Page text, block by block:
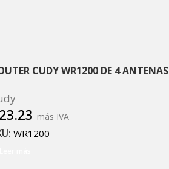
CUDY WR1200 DE 4 ANTENAS
más IVA
WR1200